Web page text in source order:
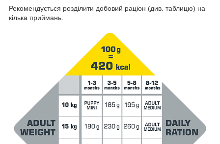
Рекомендується розділити добовий раціон (див. таблицю) на
кілька приймань.